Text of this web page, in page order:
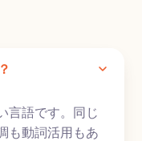
言語です。同じ
も動詞活用もあ